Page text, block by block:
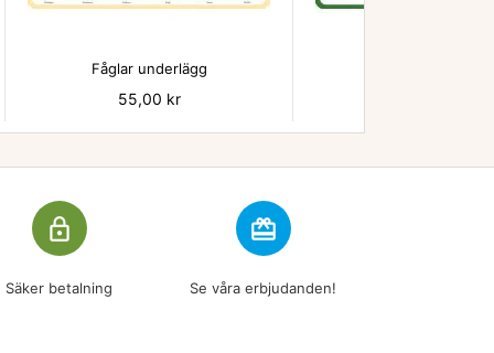

Fåglar underlägg
Pris
55,00 kr
lock_outline
Säker betalning
redeem
Se våra erbjudanden!